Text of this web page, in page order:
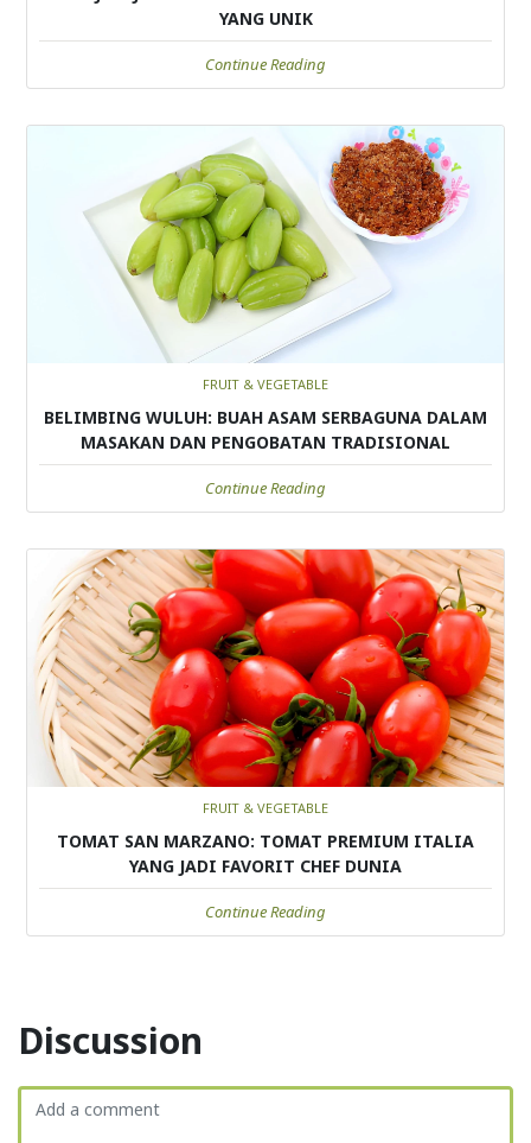
YANG UNIK
Continue Reading
FRUIT & VEGETABLE
BELIMBING WULUH: BUAH ASAM SERBAGUNA DALAM
MASAKAN DAN PENGOBATAN TRADISIONAL
Continue Reading
FRUIT & VEGETABLE
TOMAT SAN MARZANO: TOMAT PREMIUM ITALIA
YANG JADI FAVORIT CHEF DUNIA
Continue Reading
Discussion